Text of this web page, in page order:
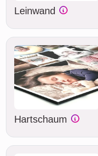
Leinwand
Hartschaum